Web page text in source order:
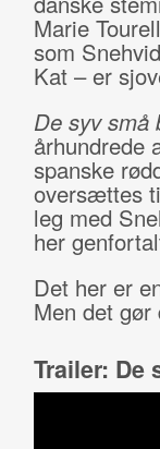
Marie
som
Kat – er
De syv små
århundrede
spanske
oversættes
leg med
her
Det her er
Men det gør
Trailer: De